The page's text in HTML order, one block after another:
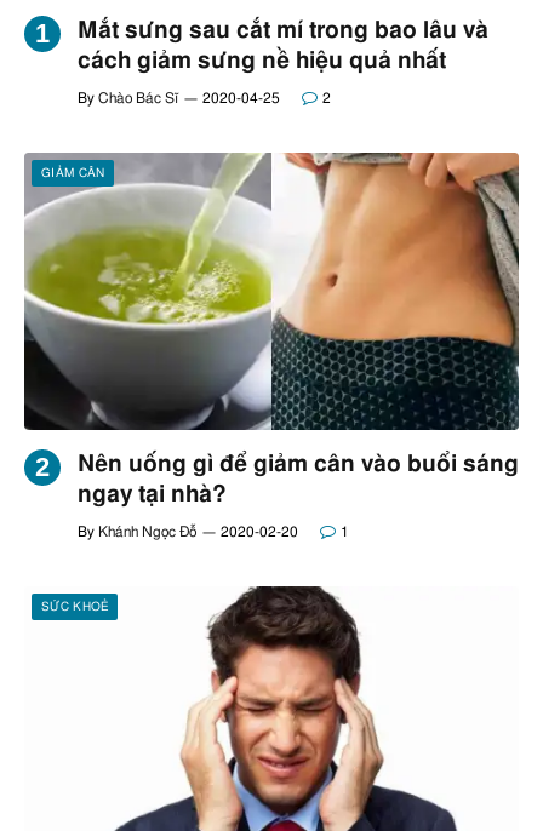
Mắt sưng sau cắt mí trong bao lâu và
cách giảm sưng nề hiệu quả nhất
By Chào Bác Sĩ 2020-04-25 2
GIẢM CÂN
Nên uống gì để giảm cân vào buổi sáng
ngay tại nhà?
By Khánh Ngọc Đỗ 2020-02-20 1
SỨC KHOẺ